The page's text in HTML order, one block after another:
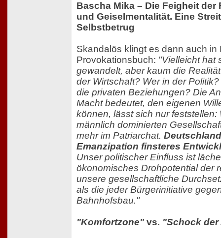
Bascha Mika – Die Feigheit der
und Geiselmentalität. Eine
Selbstbetrug
Skandalös klingt es dann auch in
Provokationsbuch: "Vielleicht hat
gewandelt, aber kaum die
der Wirtschaft? Wer in der
die privaten Beziehungen? Die
Macht bedeutet, den eigenen
können, lässt sich nur feststellen:
männlich dominierten
mehr im Patriarchat.
Emanzipation finsteres
Unser politischer Einfluss ist
ökonomisches Drohpotential der
unsere gesellschaftliche
als die jeder Bürgerinitiative
Bahnhofsbau."
"Komfortzone" vs. "Schock